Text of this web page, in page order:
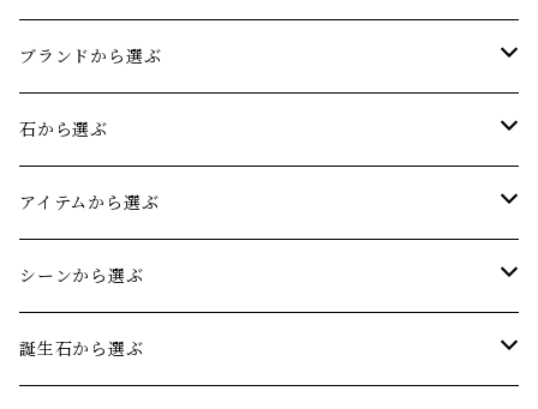
ブランドから選ぶ
sowi(ソーイ)
オリジナルジュエリー
石から選ぶ
アクアマリン
アメジスト
エメラルド
アイテムから選ぶ
リング
ネックレス
シーンから選ぶ
パーティーやお呼ばれに…
誕生石から選ぶ